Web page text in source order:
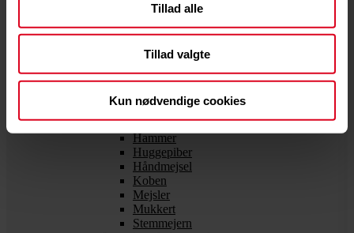
Tillad alle
Tillad valgte
Kun nødvendige cookies
Håndsave
Løvsav
Nedstryger
Skruer & bits
Skruetrækker
Slagværktøj
Ambolt
Drivdorne
Hammer
Huggepiber
Håndmejsel
Koben
Mejsler
Mukkert
Stemmejern